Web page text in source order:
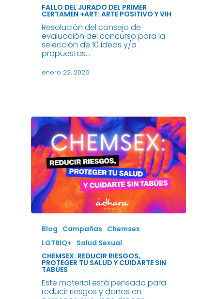
FALLO DEL JURADO DEL PRIMER
CERTAMEN +ART: ARTE POSITIVO Y VIH
Resolución del consejo de
evaluación del concurso para la
selección de 10 ideas y/o
propuestas…
enero 22, 2026
Blog Campañas Chemsex
LGTBIQ+ Salud Sexual
CHEMSEX: REDUCIR RIESGOS,
PROTEGER TU SALUD Y CUIDARTE SIN
TABÚES
Este material está pensado para
reducir riesgos y daños en